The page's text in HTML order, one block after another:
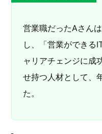
営業職だったAさん
し、「営業ができる
ャリアチェンジに成
せ持つ人材として、
た。